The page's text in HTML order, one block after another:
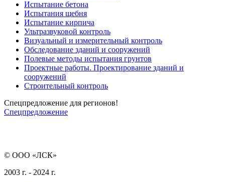
Испытание бетона
Испытания щебня
Испытание кирпича
Ультразвуковой контроль
Визуальный и измерительный контроль
Обследование зданий и сооружений
Полевые методы испытания грунтов
Проектные работы. Проектирование зданий и
сооружений
Строительный контроль
Спецпредложение для регионов!
Спецпредложение
© ООО «ЛСК»
2003 г. - 2024 г.